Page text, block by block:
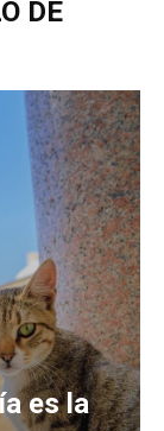
DE
es la